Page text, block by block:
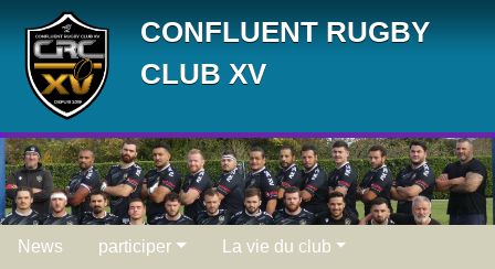
CONFLUENT RUGBY
CLUB XV
News participer La vie du club
Panneau de gestion des cookies